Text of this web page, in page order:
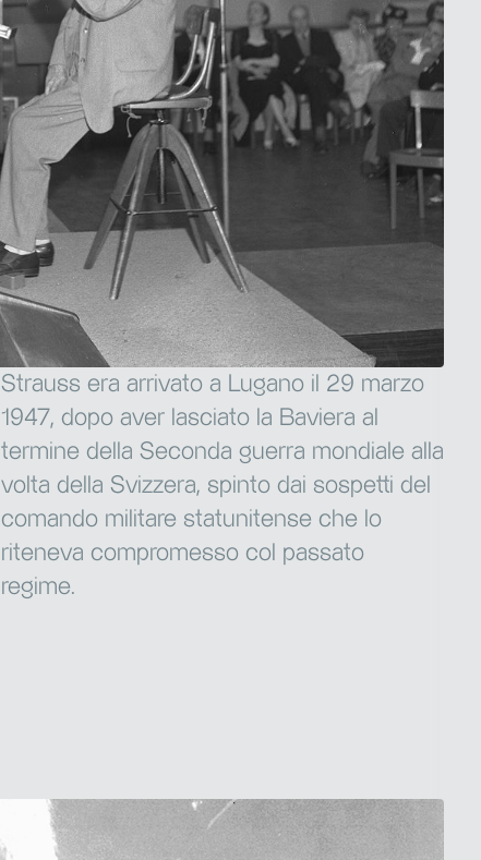
Strauss era arrivato a Lugano il 29 marzo
1947, dopo aver lasciato la Baviera al
termine della Seconda guerra mondiale alla
volta della Svizzera, spinto dai sospetti del
comando militare statunitense che lo
riteneva compromesso col passato
regime.